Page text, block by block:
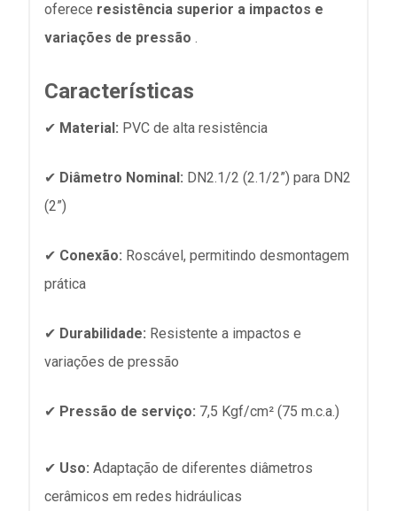
oferece resistência superior a impactos e
variações de pressão .
Características
✔ Material: PVC de alta resistência
✔ Diâmetro Nominal: DN2.1/2 (2.1/2”) para DN2
(2”)
✔ Conexão: Roscável, permitindo desmontagem
prática
✔ Durabilidade: Resistente a impactos e
variações de pressão
✔ Pressão de serviço: 7,5 Kgf/cm² (75 m.c.a.)
✔ Uso: Adaptação de diferentes diâmetros
cerâmicos em redes hidráulicas